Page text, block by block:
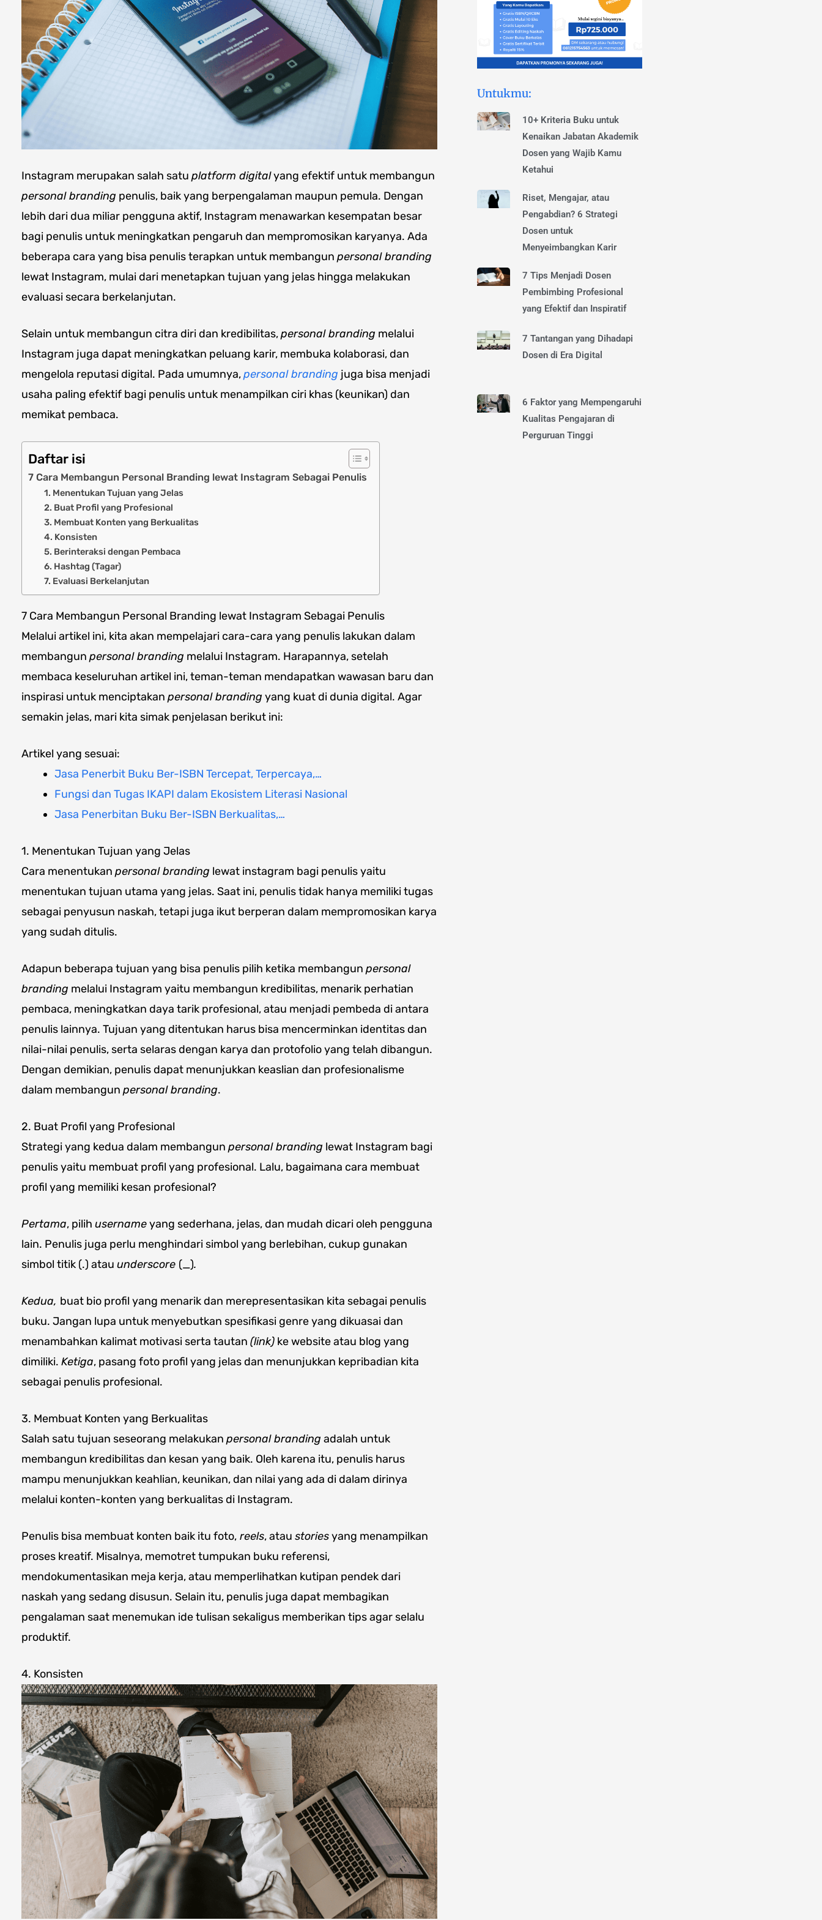
Instagram merupakan salah satu platform digitalyang efektif untuk membangun
personal branding penulis, baik yang berpengalaman maupun pemula. Dengan
lebih dari dua miliar pengguna aktif, Instagram menawarkan kesempatan besar
bagi penulis untuk meningkatkan pengaruh dan mempromosikan karyanya. Ada
beberapa cara yang bisa penulis terapkan untuk membangun personal branding
lewat Instagram, mulai dari menetapkan tujuan yang jelas hingga melakukan
evaluasi secara berkelanjutan.
Selain untuk membangun citra diri dan kredibilitas,personal branding melalui
Instagram juga dapat meningkatkan peluang karir, membuka kolaborasi, dan
mengelola reputasi digital. Pada umumnya,personal branding juga bisa menjadi
usaha paling efektif bagi penulis untuk menampilkan ciri khas (keunikan) dan
memikat pembaca.
Daftar isi
7 Cara Membangun Personal Branding lewat Instagram Sebagai Penulis
1. Menentukan Tujuan yang Jelas
2. Buat Profil yang Profesional
3. Membuat Konten yang Berkualitas
4. Konsisten
5. Berinteraksi dengan Pembaca
6. Hashtag (Tagar)
7. Evaluasi Berkelanjutan
7 Cara Membangun Personal Branding lewat Instagram Sebagai Penulis
Melalui artikel ini, kita akan mempelajari cara-cara yang penulis lakukan dalam
membangun personal branding melalui Instagram. Harapannya, setelah
membaca keseluruhan artikel ini, teman-teman mendapatkan wawasan baru dan
inspirasi untuk menciptakan personal branding yang kuat di dunia digital. Agar
semakin jelas, mari kita simak penjelasan berikut ini:
Artikel yang sesuai:
Jasa Penerbit Buku Ber-ISBN Tercepat, Terpercaya,…
Fungsi dan Tugas IKAPI dalam Ekosistem Literasi Nasional
Jasa Penerbitan Buku Ber-ISBN Berkualitas,…
1. Menentukan Tujuan yang Jelas
Cara menentukan personal branding lewat instagram bagi penulis yaitu
menentukan tujuan utama yang jelas. Saat ini, penulis tidak hanya memiliki tugas
sebagai penyusun naskah, tetapi juga ikut berperan dalam mempromosikan karya
yang sudah ditulis.
Adapun beberapa tujuan yang bisa penulis pilih ketika membangun personal
branding melalui Instagram yaitu membangun kredibilitas, menarik perhatian
pembaca, meningkatkan daya tarik profesional, atau menjadi pembeda di antara
penulis lainnya. Tujuan yang ditentukan harus bisa mencerminkan identitas dan
nilai-nilai penulis, serta selaras dengan karya dan protofolio yang telah dibangun.
Dengan demikian, penulis dapat menunjukkan keaslian dan profesionalisme
dalam membangun personal branding.
2. Buat Profil yang Profesional
Strategi yang kedua dalam membangun personal branding lewat Instagram bagi
penulis yaitu membuat profil yang profesional. Lalu, bagaimana cara membuat
profil yang memiliki kesan profesional?
Pertama, pilih usernameyang sederhana, jelas, dan mudah dicari oleh pengguna
lain. Penulis juga perlu menghindari simbol yang berlebihan, cukup gunakan
simbol titik (.) atau underscore (_).
Kedua, buat bio profil yang menarik dan merepresentasikan kita sebagai penulis
buku. Jangan lupa untuk menyebutkan spesifikasi genre yang dikuasai dan
menambahkan kalimat motivasi serta tautan (link) ke website atau blog yang
dimiliki. Ketiga, pasang foto profil yang jelas dan menunjukkan kepribadian kita
sebagai penulis profesional.
3. Membuat Konten yang Berkualitas
Salah satu tujuan seseorang melakukan personal branding adalah untuk
membangun kredibilitas dan kesan yang baik. Oleh karena itu, penulis harus
mampu menunjukkan keahlian, keunikan, dan nilai yang ada di dalam dirinya
melalui konten-konten yang berkualitas di Instagram.
Penulis bisa membuat konten baik itu foto, reels, atau storiesyang menampilkan
proses kreatif. Misalnya, memotret tumpukan buku referensi,
mendokumentasikan meja kerja, atau memperlihatkan kutipan pendek dari
naskah yang sedang disusun. Selain itu, penulis juga dapat membagikan
pengalaman saat menemukan ide tulisan sekaligus memberikan tips agar selalu
produktif.
4. Konsisten
Untukmu:
10+ Kriteria Buku untuk
Kenaikan Jabatan Akademik
Dosen yang Wajib Kamu
Ketahui
Riset, Mengajar, atau
Pengabdian? 6 Strategi
Dosen untuk
Menyeimbangkan Karir
7 Tips Menjadi Dosen
Pembimbing Profesional
yang Efektif dan Inspiratif
7 Tantangan yang Dihadapi
Dosen di Era Digital
6 Faktor yang Mempengaruhi
Kualitas Pengajaran di
Perguruan Tinggi